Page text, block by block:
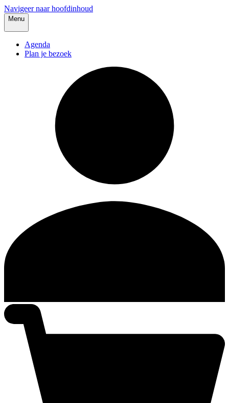
Navigeer naar hoofdinhoud
Menu
Agenda
Plan je bezoek